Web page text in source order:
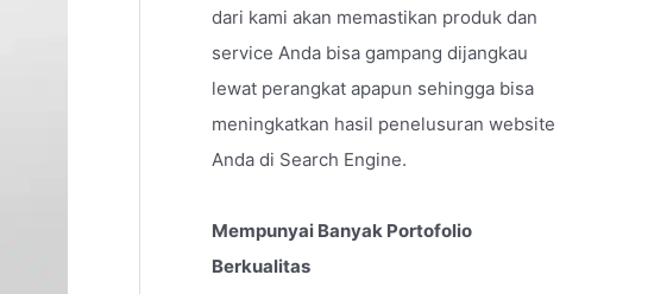
dari kami akan memastikan produk dan
service Anda bisa gampang dijangkau
lewat perangkat apapun sehingga bisa
meningkatkan hasil penelusuran website
Anda di Search Engine.
Mempunyai Banyak Portofolio
Berkualitas